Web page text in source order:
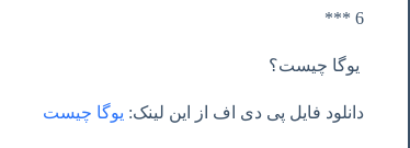
6 ***
یوگا چیست؟
دانلود فایل پی دی اف از این لینک: یوگا چیست